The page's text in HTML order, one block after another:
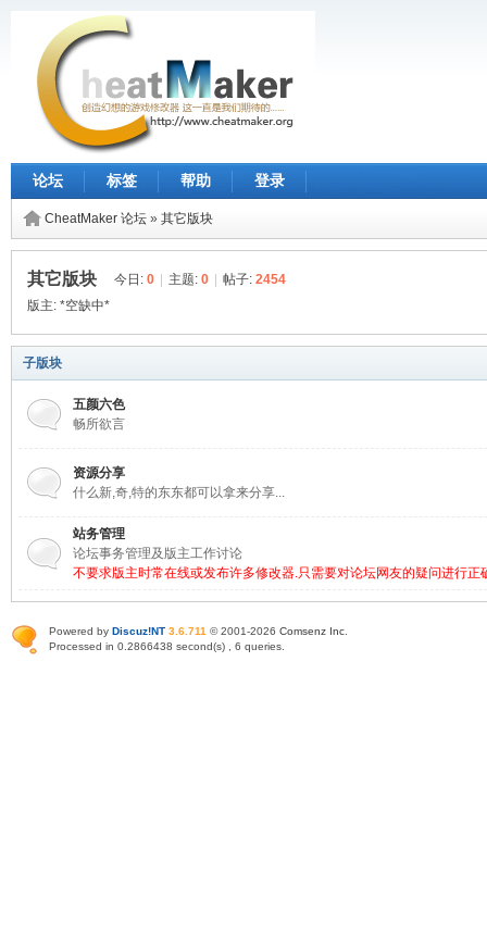
论坛 标签 帮助 登录
CheatMaker 论坛 » 其它版块
其它版块 今日: 0 主题: 0 帖子: 2454
版主: *空缺中*
子版块
五颜六色
畅所欲言
资源分享
什么新,奇,特的东东都可以拿来分享...
站务管理
论坛事务管理及版主工作讨论
不要求版主时常在线或发布许多修改器.只需要对论坛网友的疑问进行正
Powered by Discuz!NT 3.6.711 © 2001-2026 Comsenz Inc
Processed in 0.2866438 second(s) , 6 queries.